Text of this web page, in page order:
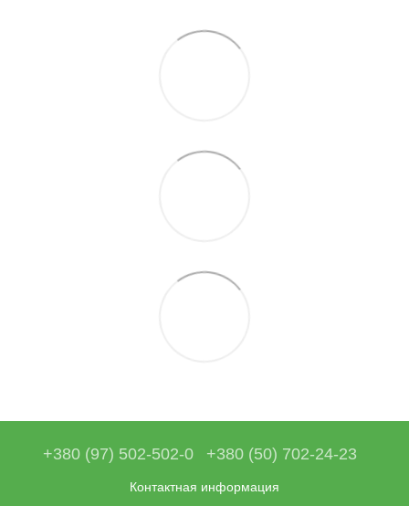
+380 (97) 502-502-0 +380 (50) 702-24-23
Контактная информация